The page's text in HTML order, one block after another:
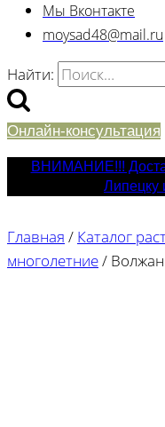
Мы Вконтакте
moysad48@mail.ru
Найти:
Онлайн-консультация
ВНИМАНИЕ!!!
Липецку
Главная / Каталог
многолетние/